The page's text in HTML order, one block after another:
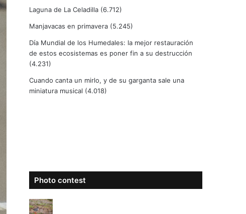
Laguna de La Celadilla (6.712)
Manjavacas en primavera (5.245)
Día Mundial de los Humedales: la mejor restauración
de estos ecosistemas es poner fin a su destrucción
(4.231)
Cuando canta un mirlo, y de su garganta sale una
miniatura musical (4.018)
Photo contest